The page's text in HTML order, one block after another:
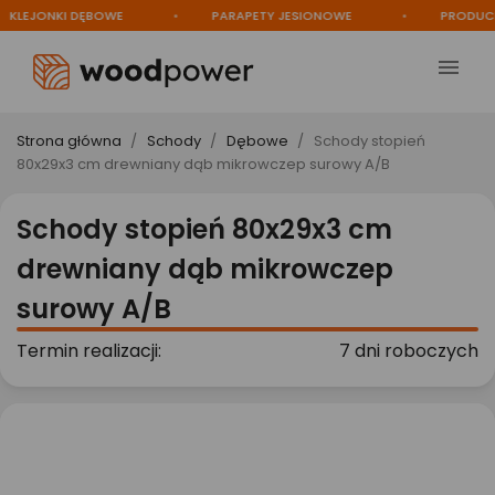
DĘBOWE PARAPETY JESIONOWE PRODUCENT

Strona główna Schody Dębowe
Schody stopień
80x29x3 cm drewniany dąb mikrowczep surowy A/B
Schody stopień 80x29x3 cm
drewniany dąb mikrowczep
surowy A/B
Termin realizacji: 7 dni roboczych